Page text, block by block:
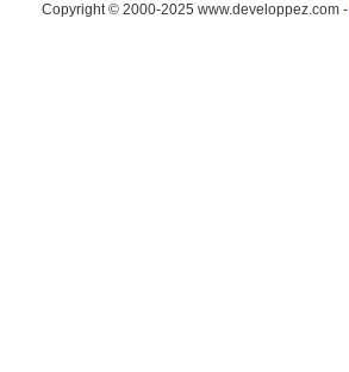
Copyright © 2000-2025 www.developpez.com -